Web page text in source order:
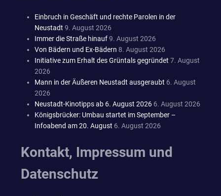
Einbruch in Geschäft und rechte Parolen in der
Neustadt 9. August 2026
Immer die Straße hinauf9. August 2026
Von Bädern und Ex-Bädern 8. August 2026
Initiative zum Erhalt des Grüntals gegründet 7. August
2026
Mann in der Äußeren Neustadt ausgeraubt 6. August
2026
Neustadt-Kinotipps ab 6. August 2026 6. August 2026
Königsbrücker: Umbau startet im September –
Infoabend am 20. August 6. August 2026
Kontakt, Impressum und
Datenschutz